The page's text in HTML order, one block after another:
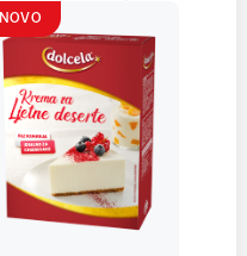
NOVO